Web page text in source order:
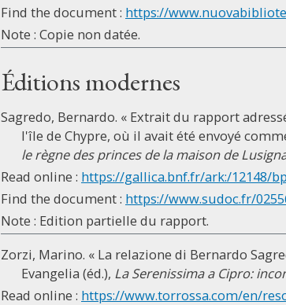
Find the document : https://
Note : Copie non datée.
Éditions modernes
Sagredo, Bernardo. « Extrait du rapport
l'île de Chypre, où il avait été envoyé
le règne des princes de la maison de
Read online : https://gallica.bnf.fr/ark:/12148/
Find the document : https://www.sudoc.fr/
Note : Edition partielle du rapport.
Zorzi, Marino. « La relazione di Bernardo
Evangelia (éd.), La Serenissima a Cipro:
Read online : https://www.torrossa.com/en/